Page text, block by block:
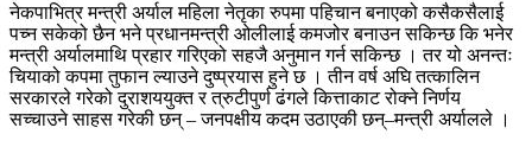
नेकपाभित्र मन्त्री अर्याल महिला नेतृका रुपमा पहिचान बनाएको कसैकसैलाई
पच्न सकेको छैन भने प्रधानमन्त्री ओलीलाई कमजोर बनाउन सकिन्छ कि भनेर
मन्त्री अर्यालमाथि प्रहार गरिएको सहजै अनुमान गर्न सकिन्छ । तर यो अनन्तः
चियाको कपमा तुफान ल्याउने दुष्प्रयास हुने छ । तीन वर्ष अघि तत्कालिन
सरकारले गरेको दुराशययुक्त र त्रुटीपुर्ण ढंगले कित्ताकाट रोक्ने निर्णय
सच्चाउने साहस गरेकी छन् – जनपक्षीय कदम उठाएकी छन्–मन्त्री अर्यालले ।